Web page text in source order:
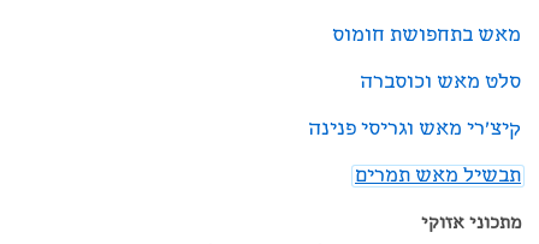
מאש בתחפושת חומוס
סלט מאש וכוסברה
קיצ'רי מאש וגריסי פנינה
תבשיל מאש תמרים
מתכוני אזוקי